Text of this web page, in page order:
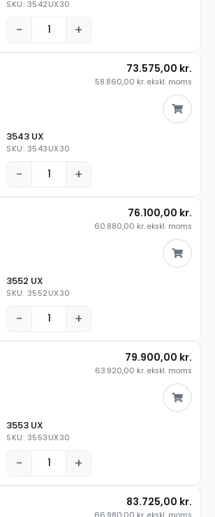
SKU: 3542UX30
− +
3543 UX
SKU: 3543UX30
− +
73.575,00 kr.
58.860,00 kr. ekskl. moms
3552 UX
SKU: 3552UX30
− +
76.100,00 kr.
60.880,00 kr. ekskl. moms
3553 UX
SKU: 3553UX30
− +
79.900,00 kr.
63.920,00 kr. ekskl. moms
83.725,00 kr.
66.980,00 kr.